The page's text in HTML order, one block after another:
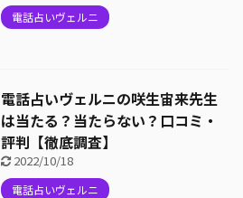
電話占いヴェルニ
電話占いヴェルニの咲生宙来先生
は当たる？当たらない？口コミ・
評判【徹底調査】
2022/10/18
電話占いヴェルニ